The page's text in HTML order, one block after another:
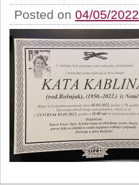
Posted on 04/05/2022